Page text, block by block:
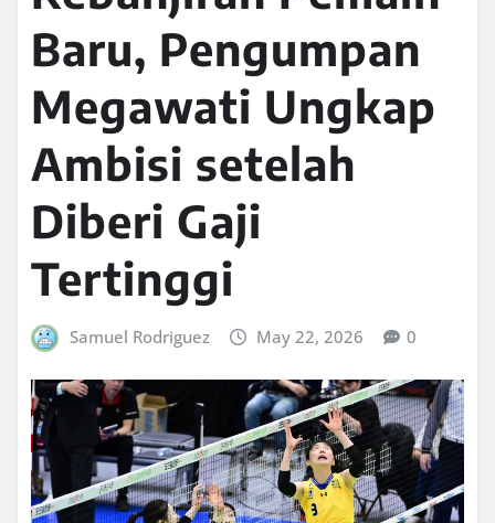
Baru, Pengumpan
Megawati Ungkap
Ambisi setelah
Diberi Gaji
Tertinggi
Samuel Rodriguez May 22, 2026 0